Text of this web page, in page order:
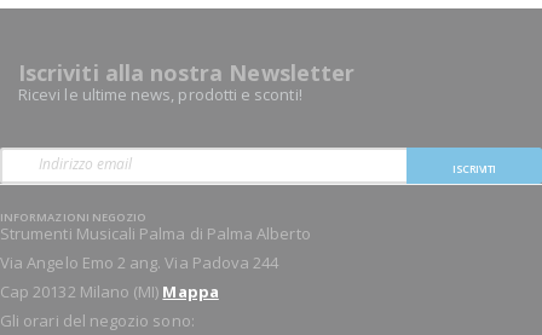
Iscriviti alla nostra Newsletter
Ricevi le ultime news, prodotti e sconti!
ISCRIVITI
INFORMAZIONI NEGOZIO
Strumenti Musicali Palma di Palma Alberto
Via Angelo Emo 2 ang. Via Padova 244
Cap 20132 Milano (MI) Mappa
Gli orari del negozio sono: